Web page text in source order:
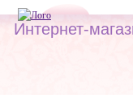
Интернет-